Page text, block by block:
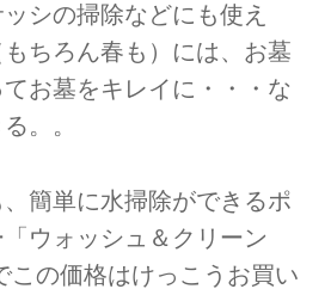
シの掃除などにも使え
ちろん春も）には、お墓
お墓をキレイに・・・な
。。
簡単に水掃除ができるポ
ウォッシュ＆クリーン
この価格はけっこうお買い